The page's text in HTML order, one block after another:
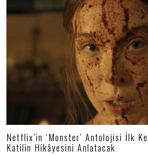
Netflix’in ‘Monster’ Antolojisi İlk
Katilin Hikâyesini Anlatacak